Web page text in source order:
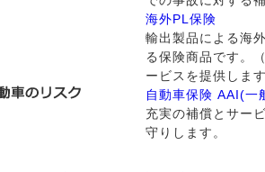
海外PL保険
輸出製品による海
る保険商品です。
ービスを提供しま
自動車保険 AAI(一
充実の補償とサー
守りします。